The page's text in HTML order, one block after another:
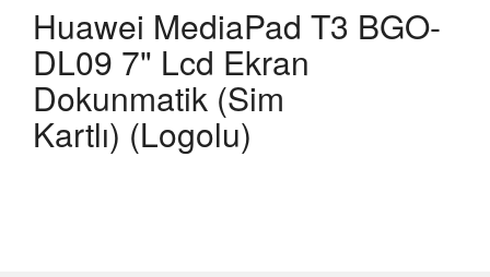
Huawei MediaPad T3 BGO-
DL09 7" Lcd Ekran
Dokunmatik (Sim
Kartlı) (Logolu)